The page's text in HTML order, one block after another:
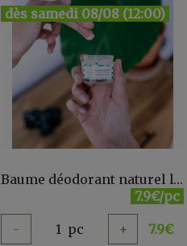
dès samedi 08/08 (12:00)
Baume déodorant naturel l'Herbacé Clémence & Vivien
7.9€/pc
- 1 pc + 7.9€